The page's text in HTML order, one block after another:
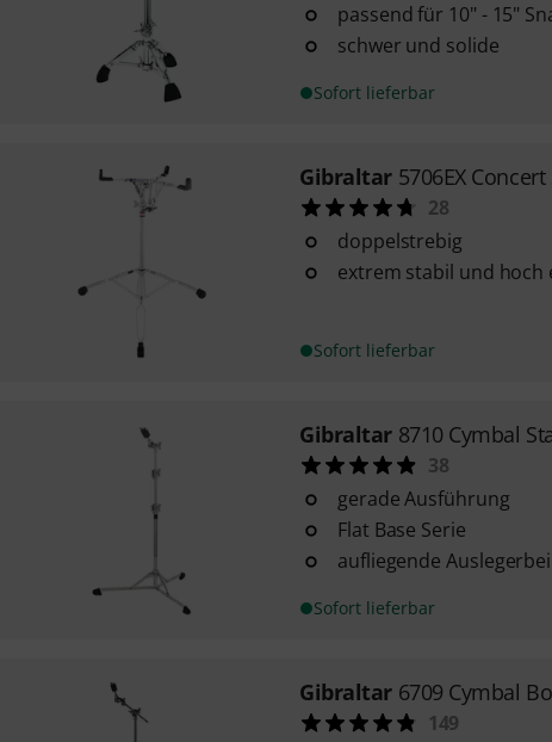
passend für 10" - 15"
schwer und solide
Sofort lieferbar
Gibraltar 5706EX
28
doppelstrebig
extrem stabil und hoch
Sofort lieferbar
Gibraltar 8710 Cymbal
38
gerade Ausführung
Flat Base Serie
aufliegende
Sofort lieferbar
Gibraltar 6709 Cymbal
149